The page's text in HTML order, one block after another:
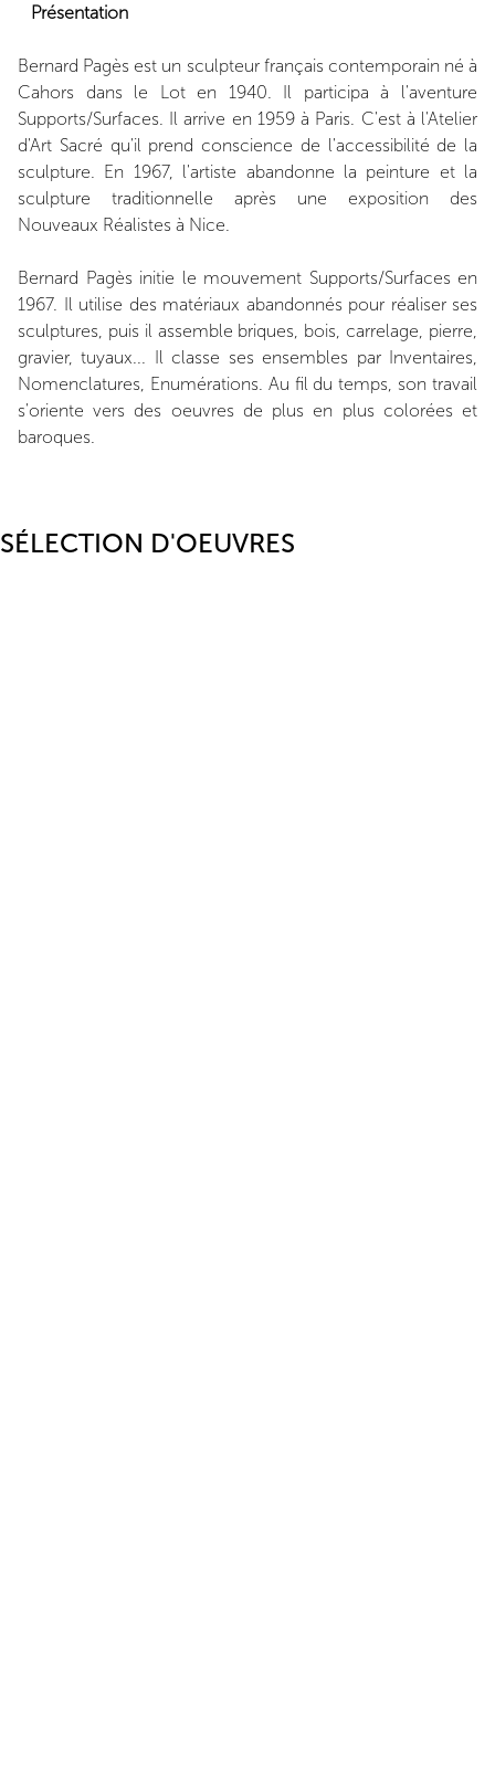
Présentation
Bernard Pagès est un sculpteur français contemporain né à
Cahors dans le Lot en 1940. Il participa à l'aventure
Supports/Surfaces. Il arrive en 1959 à Paris. C'est à l'Atelier
d'Art Sacré qu'il prend conscience de l'accessibilité de la
sculpture. En 1967, l'artiste abandonne la peinture et la
sculpture traditionnelle après une exposition des
Nouveaux Réalistes à Nice.
Bernard Pagès initie le mouvement Supports/Surfaces en
1967. Il utilise des matériaux abandonnés pour réaliser ses
sculptures, puis il assemble briques, bois, carrelage, pierre,
gravier, tuyaux... Il classe ses ensembles par Inventaires,
Nomenclatures, Enumérations. Au fil du temps, son travail
s'oriente vers des oeuvres de plus en plus colorées et
baroques.
SÉLECTION D'OEUVRES